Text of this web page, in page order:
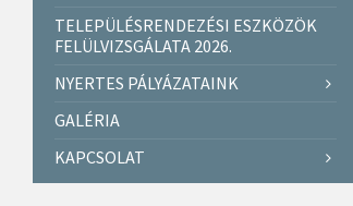
TELEPÜLÉSRENDEZÉSI ESZKÖZÖK
FELÜLVIZSGÁLATA 2026.
NYERTES PÁLYÁZATAINK
GALÉRIA
KAPCSOLAT